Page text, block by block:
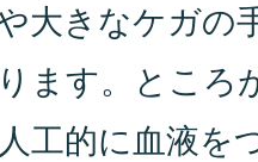
大きなケガの
ます。ところ
工的に血液を